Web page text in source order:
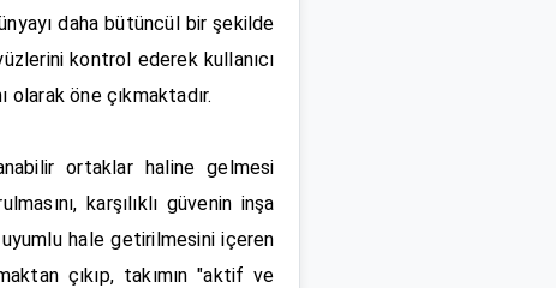
daha bütüncül bir şekilde
kontrol ederek kullanıcı
öne çıkmaktadır.
ortaklar haline gelmesi
karşılıklı güvenin inşa
hale getirilmesini içeren
çıkıp, takımın "aktif ve